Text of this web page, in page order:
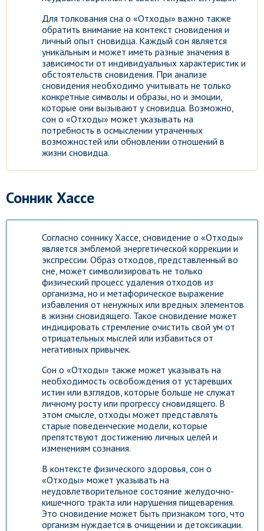
Для толкования сна о «Отходы» важно также
обратить внимание на контекст сновидения и
личный опыт сновидца. Каждый сон является
уникальным и может иметь разные значения в
зависимости от индивидуальных характеристик и
обстоятельств сновидения. При анализе
сновидения необходимо учитывать не только
конкретные символы и образы, но и эмоции,
которые они вызывают у сновидца. Возможно,
сон о «Отходы» может указывать на
потребность в осмыслении утраченных
возможностей или обновлении отношений в
жизни сновидца.
Сонник Хассе
Согласно соннику Хассе, сновидение о «Отходы»
является эмблемой энергетической коррекции и
экспрессии. Образ отходов, представленный во
сне, может символизировать не только
физический процесс удаления отходов из
организма, но и метафорическое выражение
избавления от ненужных или вредных элементов
в жизни сновидящего. Такое сновидение может
индицировать стремление очистить свой ум от
отрицательных мыслей или избавиться от
негативных привычек.
Сон о «Отходы» также может указывать на
необходимость освобождения от устаревших
истин или взглядов, которые больше не служат
личному росту или прогрессу сновидящего. В
этом смысле, отходы может представлять
старые поведенческие модели, которые
препятствуют достижению личных целей и
изменениям сознания.
В контексте физического здоровья, сон о
«Отходы» может указывать на
неудовлетворительное состояние желудочно-
кишечного тракта или нарушения пищеварения.
Это сновидение может быть признаком того, что
организм нуждается в очищении и детоксикации.